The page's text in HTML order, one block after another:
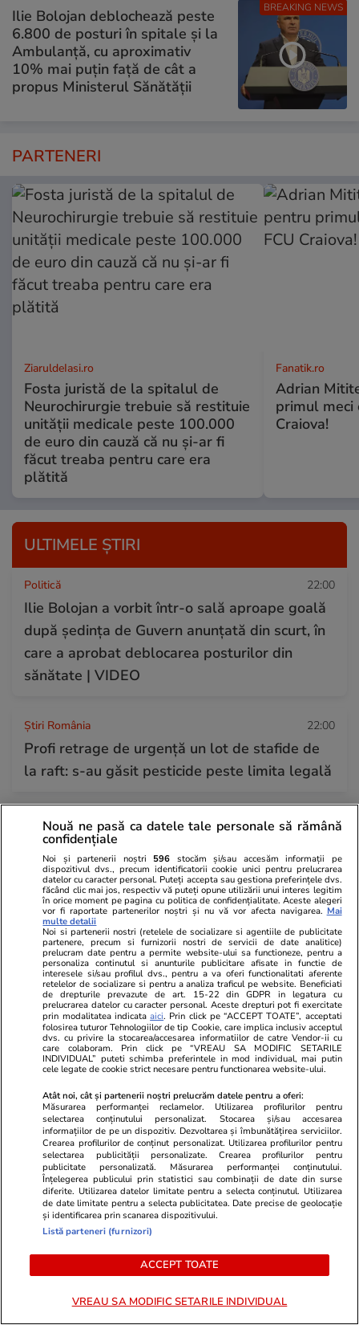
BREAKING NEWS
Ilie Bolojan deblochează peste
6.800 de posturi în spitale și la
Ambulanță, cu aproximativ
10% mai puțin față de cât a
propus Ministerul Sănătății
PARTENERI
ZiaruldeIasi.ro
Fosta juristă de la spitalul de
Neurochirurgie trebuie să restituie
unității medicale peste 100.000
de euro din cauză că nu și-ar fi
făcut treaba pentru care era
plătită
Fanatik.ro
Adrian
primul meci
Craiova!
ULTIMELE ȘTIRI
Politică 22:00
Ilie Bolojan a vorbit într-o sală aproape goală
după ședința de Guvern anunțată din scurt, în
care a aprobat deblocarea posturilor din
sănătate | VIDEO
Știri România 22:00
Profi retrage de urgență un lot de stafide de
la raft: s-au găsit pesticide peste limita legală
Știri România 21:18
Un șofer de TIR român a încercat să treacă
peste polițiștii de frontieră din Ruse cu
mastodontul
Știri România 21:14
Și Ileana, soţia lui Gradu Cîrpaci, a fost
predată autorităţilor din Germania. Cuplul ar fi
obligat un bărbat să doneze un rinichi
Citește mai multe
TRENDING
Auto 10:32
Amendă 2.000 de euro și suspendarea
permisului auto pe loc, timp de un an: cu ce
viteză este interzis să circuli pe autostrăzile din
Grecia
Vremea în Grecia, în august 2026. Un „dom de
Nouă ne pasă ca datele tale personale să rămână
confidențiale
Noi și partenerii noștri 596 stocăm și/sau accesăm informații pe
dispozitivul dvs., precum identificatorii cookie unici pentru prelucrarea
datelor cu caracter personal. Puteți accepta sau gestiona preferințele dvs.
făcând clic mai jos, respectiv vă puteți opune utilizării unui interes legitim
în orice moment pe pagina cu politica de confidențialitate. Aceste alegeri
vor fi raportate partenerilor noștri și nu vă vor afecta navigarea. Mai
multe detalii
Noi si partenerii nostri (retelele de socializare si agentiile de publicitate
partenere, precum si furnizorii nostri de servicii de date analitice)
prelucram date pentru a permite website-ului sa functioneze, pentru a
personaliza continutul si anunturile publicitare afisate in functie de
interesele si/sau profilul dvs., pentru a va oferi functionalitati aferente
retelelor de socializare si pentru a analiza traficul pe website. Beneficiati
de drepturile prevazute de art. 15-22 din GDPR in legatura cu
prelucrarea datelor cu caracter personal. Aceste drepturi pot fi exercitate
prin modalitatea indicataaici. Prin click pe “ACCEPT TOATE”, acceptati
folosirea tuturor Tehnologiilor de tip Cookie, care implica inclusiv acceptul
dvs. cu privire la stocarea/accesarea informatiilor de catre Vendor-ii cu
care colaboram. Prin click pe “VREAU SA MODIFIC SETARILE
INDIVIDUAL” puteti schimba preferintele in mod individual, mai putin
cele legate de cookie strict necesare pentru functionarea website-ului.
Atât noi, cât și partenerii noștri prelucrăm datele pentru a oferi:
Măsurarea performanței reclamelor. Utilizarea profilurilor pentru
selectarea conținutului personalizat. Stocarea și/sau accesarea
informațiilor de pe un dispozitiv. Dezvoltarea și îmbunătățirea serviciilor.
Crearea profilurilor de conținut personalizat. Utilizarea profilurilor pentru
selectarea publicității personalizate. Crearea profilurilor pentru
publicitate personalizată. Măsurarea performanței conținutului.
Înțelegerea publicului prin statistici sau combinații de date din surse
diferite. Utilizarea datelor limitate pentru a selecta conținutul. Utilizarea
de date limitate pentru a selecta publicitatea. Date precise de geolocație
și identificarea prin scanarea dispozitivului.
Listă parteneri (furnizori)
ACCEPT TOATE
VREAU SA MODIFIC SETARILE INDIVIDUAL